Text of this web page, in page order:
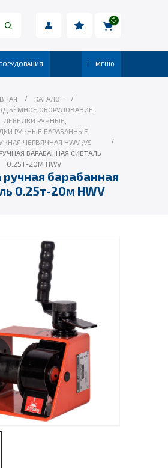
МЕНЮ
КАТАЛОГ
ОБОРУДОВАНИЕ
ЛЕБЕДКИ РУЧНЫЕ
РУЧНЫЕ БАРАБАННЫЕ
ЧЕРВЯЧНАЯ HWV ;VS
БАРАБАННАЯ СИБТАЛЬ
0.25Т-20М HWV
барабанная
0.25т-20м HWV